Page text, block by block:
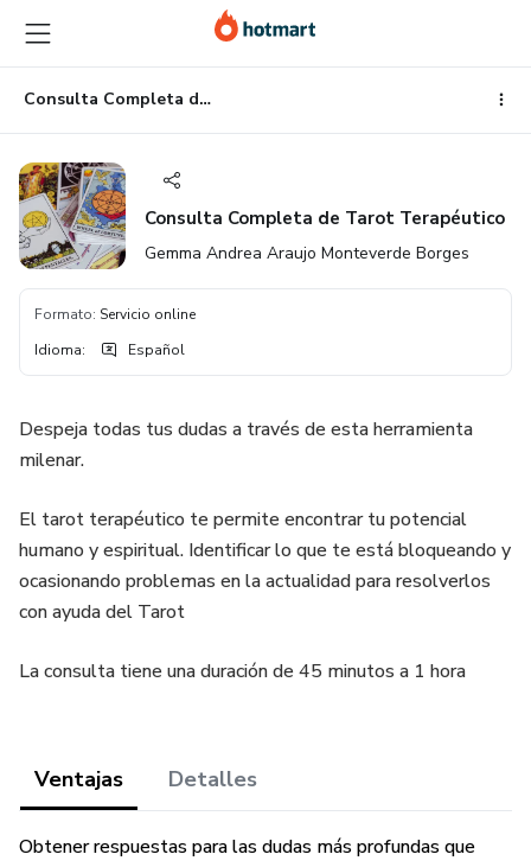
contenido
principal
la
página
de
pie
página
Consulta Completa de Tarot Terapéutico
Consulta Completa de Tarot Terapéutico
Gemma Andrea Araujo Monteverde Borges
Formato: Servicio online
Idioma: Español
Despeja todas tus dudas a través de esta herramienta
milenar.
El tarot terapéutico te permite encontrar tu potencial
humano y espiritual. Identificar lo que te está bloqueando y
ocasionando problemas en la actualidad para resolverlos
con ayuda del Tarot
La consulta tiene una duración de 45 minutos a 1 hora
Ventajas Detalles
Obtener respuestas para las dudas más profundas que